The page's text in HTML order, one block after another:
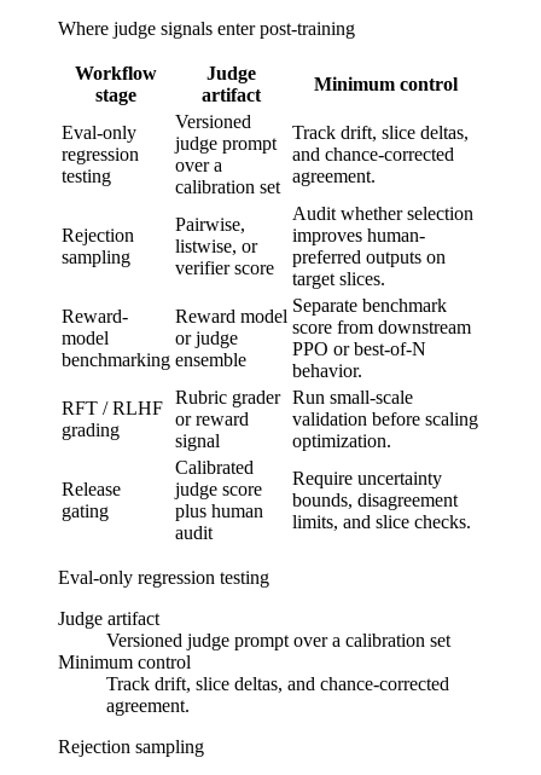
Where judge signals enter post-training
Workflow
stage
Judge
artifact
Minimum control
Eval-only
regression
testing
Versioned
judge prompt
over a
calibration set
Track drift, slice deltas,
and chance-corrected
agreement.
Rejection
sampling
Pairwise,
listwise, or
verifier score
Audit whether selection
improves human-
preferred outputs on
target slices.
Reward-
model
benchmarking
Reward model
or judge
ensemble
Separate benchmark
score from downstream
PPO or best-of-N
behavior.
RFT / RLHF
grading
Rubric grader
or reward
signal
Run small-scale
validation before scaling
optimization.
Release
gating
Calibrated
judge score
plus human
audit
Require uncertainty
bounds, disagreement
limits, and slice checks.
Eval-only regression testing
Judge artifact
Versioned judge prompt over a calibration set
Minimum control
Track drift, slice deltas, and chance-corrected
agreement.
Rejection sampling